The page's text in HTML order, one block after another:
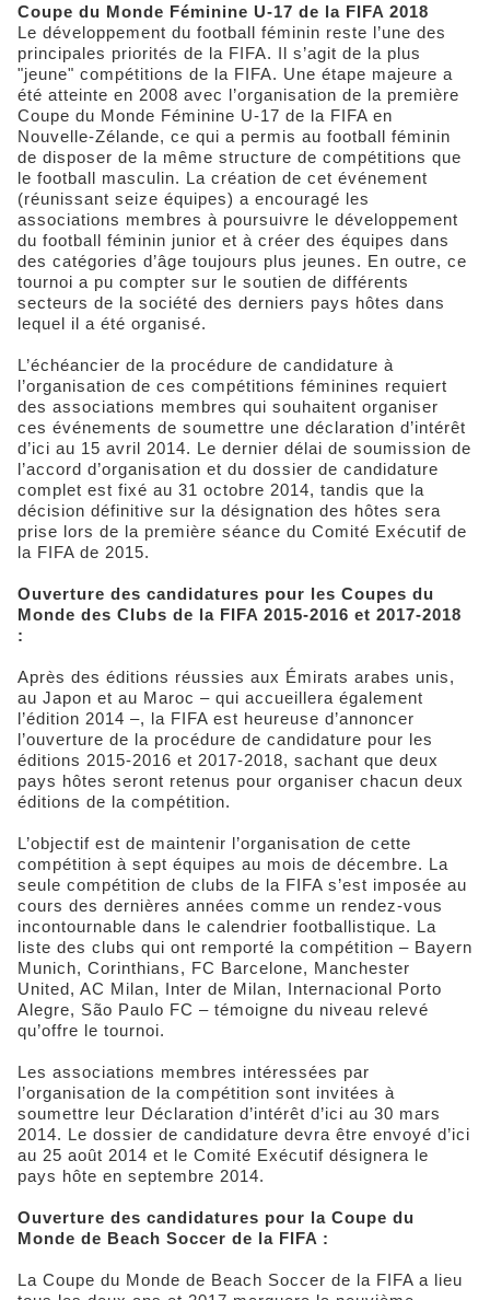
Coupe du Monde Féminine U-17 de la FIFA 2018
Le développement du football féminin reste l’une des
principales priorités de la FIFA. Il s’agit de la plus
"jeune" compétitions de la FIFA. Une étape majeure a
été atteinte en 2008 avec l’organisation de la première
Coupe du Monde Féminine U-17 de la FIFA en
Nouvelle-Zélande, ce qui a permis au football féminin
de disposer de la même structure de compétitions que
le football masculin. La création de cet événement
(réunissant seize équipes) a encouragé les
associations membres à poursuivre le développement
du football féminin junior et à créer des équipes dans
des catégories d’âge toujours plus jeunes. En outre, ce
tournoi a pu compter sur le soutien de différents
secteurs de la société des derniers pays hôtes dans
lequel il a été organisé.
L’échéancier de la procédure de candidature à
l’organisation de ces compétitions féminines requiert
des associations membres qui souhaitent organiser
ces événements de soumettre une déclaration d’intérêt
d’ici au 15 avril 2014. Le dernier délai de soumission de
l’accord d’organisation et du dossier de candidature
complet est fixé au 31 octobre 2014, tandis que la
décision définitive sur la désignation des hôtes sera
prise lors de la première séance du Comité Exécutif de
la FIFA de 2015.
Ouverture des candidatures pour les Coupes du
Monde des Clubs de la FIFA 2015-2016 et 2017-2018
:
Après des éditions réussies aux Émirats arabes unis,
au Japon et au Maroc – qui accueillera également
l’édition 2014 –, la FIFA est heureuse d’annoncer
l’ouverture de la procédure de candidature pour les
éditions 2015-2016 et 2017-2018, sachant que deux
pays hôtes seront retenus pour organiser chacun deux
éditions de la compétition.
L’objectif est de maintenir l’organisation de cette
compétition à sept équipes au mois de décembre. La
seule compétition de clubs de la FIFA s’est imposée au
cours des dernières années comme un rendez-vous
incontournable dans le calendrier footballistique. La
liste des clubs qui ont remporté la compétition – Bayern
Munich, Corinthians, FC Barcelone, Manchester
United, AC Milan, Inter de Milan, Internacional Porto
Alegre, São Paulo FC – témoigne du niveau relevé
qu’offre le tournoi.
Les associations membres intéressées par
l’organisation de la compétition sont invitées à
soumettre leur Déclaration d’intérêt d’ici au 30 mars
2014. Le dossier de candidature devra être envoyé d’ici
au 25 août 2014 et le Comité Exécutif désignera le
pays hôte en septembre 2014.
Ouverture des candidatures pour la Coupe du
Monde de Beach Soccer de la FIFA :
La Coupe du Monde de Beach Soccer de la FIFA a lieu